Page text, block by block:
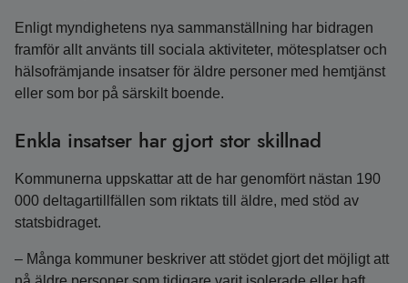
Enligt myndighetens nya sammanställning har bidragen
framför allt använts till sociala aktiviteter, mötesplatser och
hälsofrämjande insatser för äldre personer med hemtjänst
eller som bor på särskilt boende.
Enkla insatser har gjort stor skillnad
Kommunerna uppskattar att de har genomfört nästan 190
000 deltagartillfällen som riktats till äldre, med stöd av
statsbidraget.
– Många kommuner beskriver att stödet gjort det möjligt att